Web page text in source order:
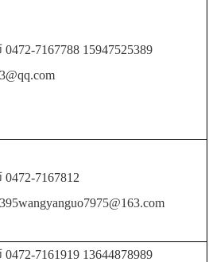
0472-7167788 15947525389
0472-7167812
0472-7161919 13644878989